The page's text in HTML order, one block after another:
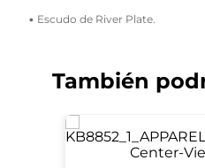
• Escudo de River Plate.
También